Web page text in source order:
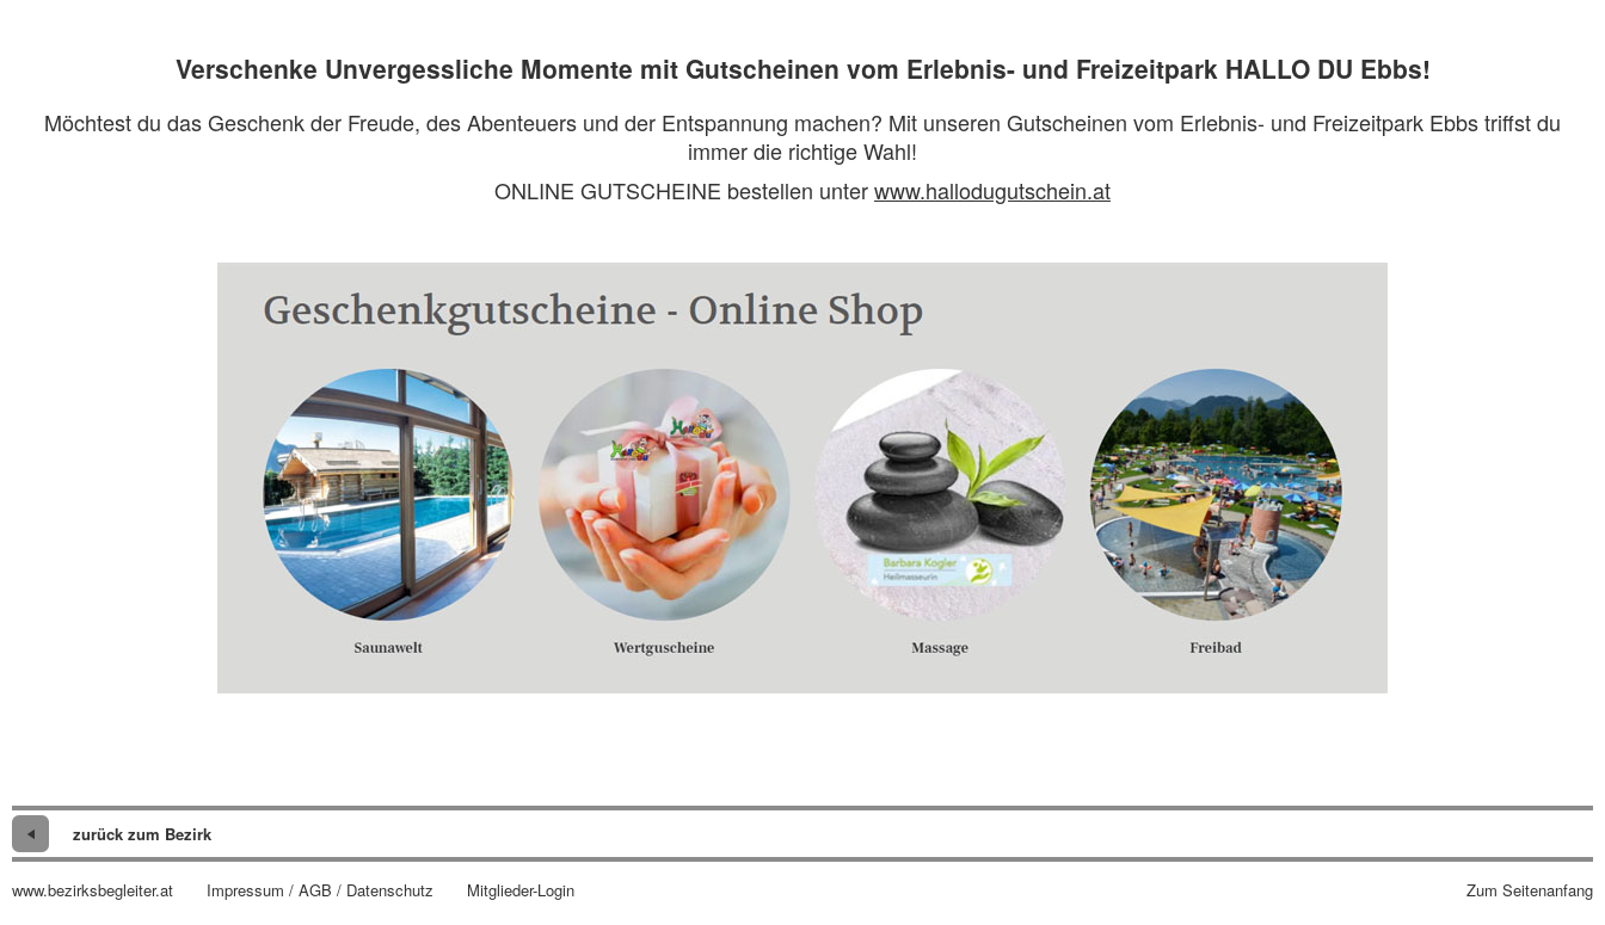
Verschenke Unvergessliche Momente mit Gutscheinen vom Erlebnis- und Freizeitpark HALLO DU Ebbs!
Möchtest du das Geschenk der Freude, des Abenteuers und der Entspannung machen? Mit unseren Gutscheinen vom Erlebnis- und Freizeitpark Ebbs triffst du
immer die richtige Wahl!
ONLINE GUTSCHEINE bestellen unterwww.hallodugutschein.at
zurück zum Bezirk
www.bezirksbegleiter.at Impressum / AGB / Datenschutz Mitglieder-Login Zum Seitenanfang